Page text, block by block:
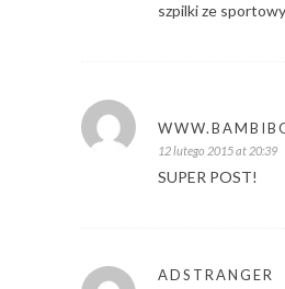
szpilki ze
12 lutego 2015 at 20:39
SUPER POST!
ADSTRANGER